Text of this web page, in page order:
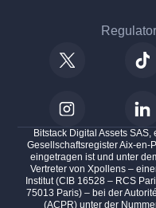
Bitstack Digital Assets
Gesellschaftsregister Aix-en-
eingetragen ist und unter
Vertreter von Xpollens –
Institut (CIB 16528 – RCS
75013 Paris) – bei der
(ACPR) unter der